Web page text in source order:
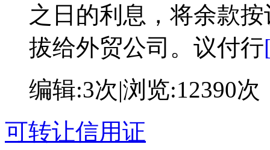
之日的利息，将余款
拔给外贸公司。议付行
编辑:3次|浏览:12390次
可转让信用证